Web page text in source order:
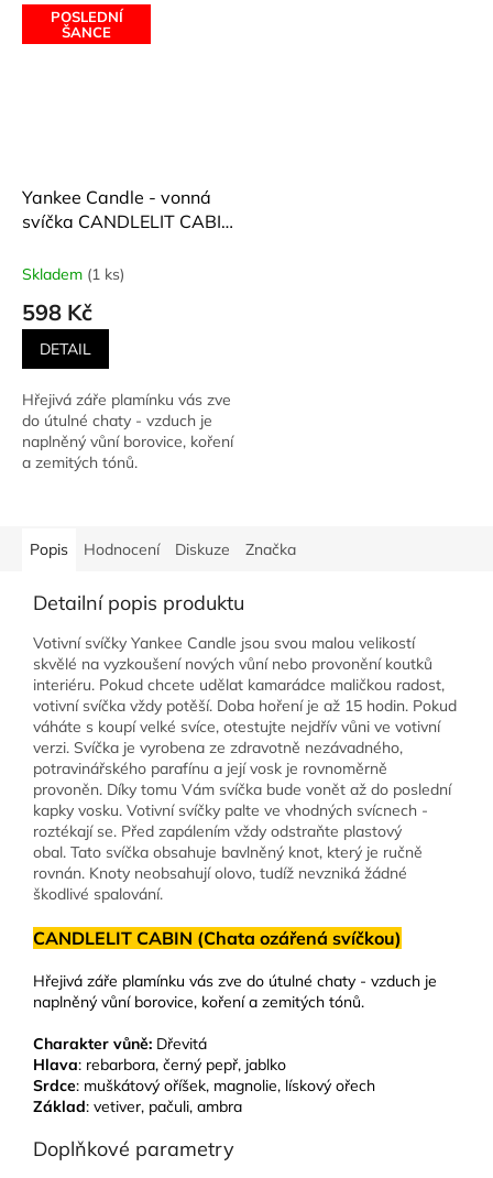
POSLEDNÍ
ŠANCE
Yankee Candle - vonná
svíčka CANDLELIT CABIN
623 g
Skladem (1 ks)
598 Kč
DETAIL
Hřejivá záře plamínku vás zve
do útulné chaty - vzduch je
naplněný vůní borovice, koření
a zemitých tónů.
Popis Hodnocení Diskuze Značka
Detailní popis produktu
Votivní svíčky Yankee Candle jsou svou malou velikostí
skvělé na vyzkoušení nových vůní nebo provonění koutků
interiéru. Pokud chcete udělat kamarádce maličkou radost,
votivní svíčka vždy potěší. Doba hoření je až 15 hodin. Pokud
váháte s koupí velké svíce, otestujte nejdřív vůni ve votivní
verzi. Svíčka je vyrobena ze zdravotně nezávadného,
potravinářského parafínu a její vosk je rovnoměrně
provoněn. Díky tomu Vám svíčka bude vonět až do poslední
kapky vosku. Votivní svíčky palte ve vhodných svícnech -
roztékají se. Před zapálením vždy odstraňte plastový
obal. Tato svíčka obsahuje bavlněný knot, který je ručně
rovnán. Knoty neobsahují olovo, tudíž nevzniká žádné
škodlivé spalování.
CANDLELIT CABIN (Chata ozářená svíčkou)
Hřejivá záře plamínku vás zve do útulné chaty - vzduch je
naplněný vůní borovice, koření a zemitých tónů.
Charakter vůně: Dřevitá
Hlava: rebarbora, černý pepř, jablko
Srdce: muškátový oříšek, magnolie, lískový ořech
Základ: vetiver, pačuli, ambra
Doplňkové parametry